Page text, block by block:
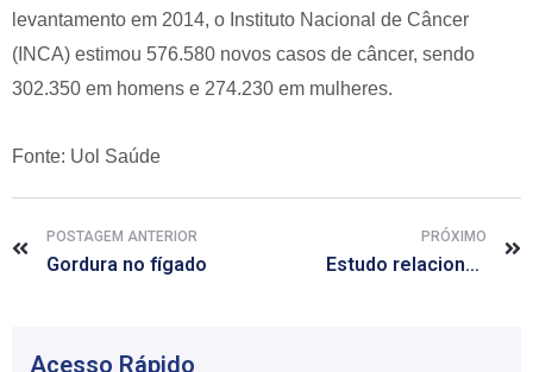
levantamento em 2014, o Instituto Nacional de Câncer
(INCA) estimou 576.580 novos casos de câncer, sendo
302.350 em homens e 274.230 em mulheres.
Fonte: Uol Saúde
POSTAGEM ANTERIOR
Gordura no fígado
PRÓXIMO
Estudo relaciona depressão e ansiedade às bactérias do intestino
Acesso Rápido